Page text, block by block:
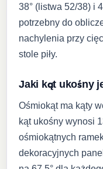
38° (listwa 52/38) i
potrzebny do
nachylenia przy
stole piły.
Jaki kąt ukośny
Ośmiokąt ma kąty
kąt ukośny wynosi
ośmiokątnych
dekoracyjnych